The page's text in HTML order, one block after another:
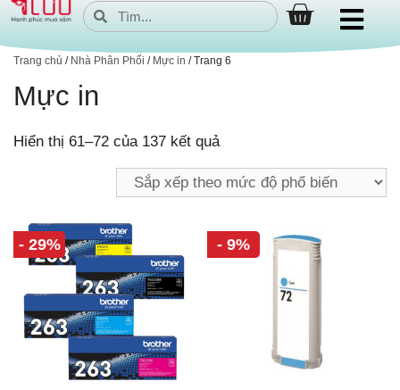
Trang chủ / Nhà Phân Phối / Mực in / Trang 6
Mực in
Hiển thị 61–72 của 137 kết quả
- 29% - 9%